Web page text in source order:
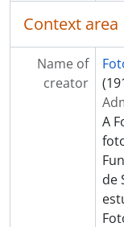
Context area
Name of
creator
A
de